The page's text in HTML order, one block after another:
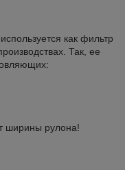
как фильтр
Так, ее
ширины рулона!